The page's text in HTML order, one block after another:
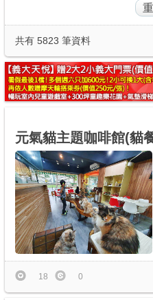
APP下載
共有 5823 筆資料
元氣貓主題咖啡館(貓
18 0